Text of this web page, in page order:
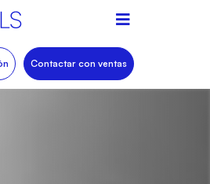
Contactar con ventas